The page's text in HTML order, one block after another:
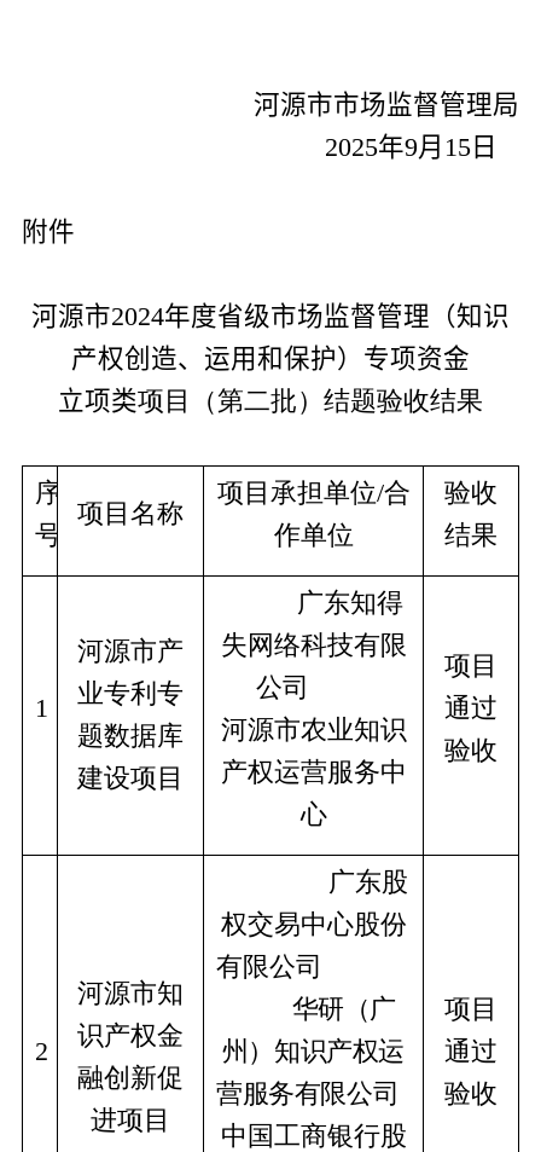
河源市市场监督管理局
2025年9月 15 日
附件
河源市2024年度省级市场监督管理（知识
产权创造、运用和保护）专项资金
立项类项目（第二批）结题验收结果
序
号
项目名称
项目承担单位/合
作单位
验收
结果
1
河源市产
业专利专
题数据库
建设项目
失网络科技有限
河源市农业知识
产权运营服务中
心
项目
通过
验收
2
河源市知
识产权金
融创新促
进项目
权交易中心股份
州）知识产权运
中国工商银行股
项目
通过
验收